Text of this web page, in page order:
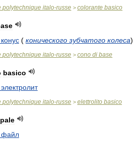
polytechnique italo-russe > colorante basico
конус ( конического зубчатого колеса)
polytechnique italo-russe > cono di base
basico
электролит
polytechnique italo-russe > elettrolito basico
файл